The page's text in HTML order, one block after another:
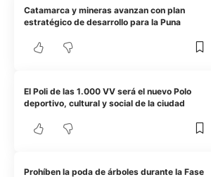
Catamarca y mineras avanzan con plan
estratégico de desarrollo para la Puna
El Poli de las 1.000 VV será el nuevo Polo
deportivo, cultural y social de la ciudad
Prohíben la poda de árboles durante la Fase